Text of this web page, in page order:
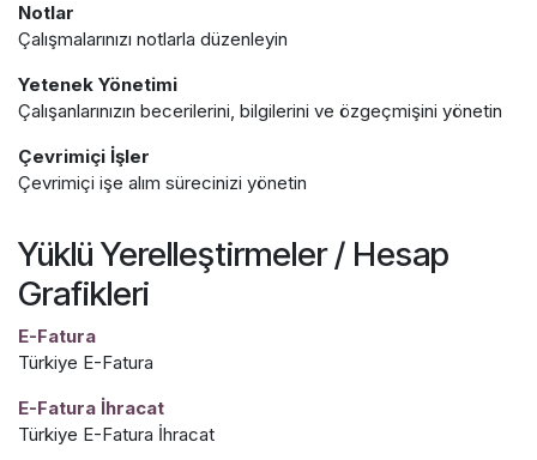
Notlar
Çalışmalarınızı notlarla düzenleyin
Yetenek Yönetimi
Çalışanlarınızın becerilerini, bilgilerini ve özgeçmişini yönetin
Çevrimiçi İşler
Çevrimiçi işe alım sürecinizi yönetin
Yüklü Yerelleştirmeler / Hesap
Grafikleri
E-Fatura
Türkiye E-Fatura
E-Fatura İhracat
Türkiye E-Fatura İhracat